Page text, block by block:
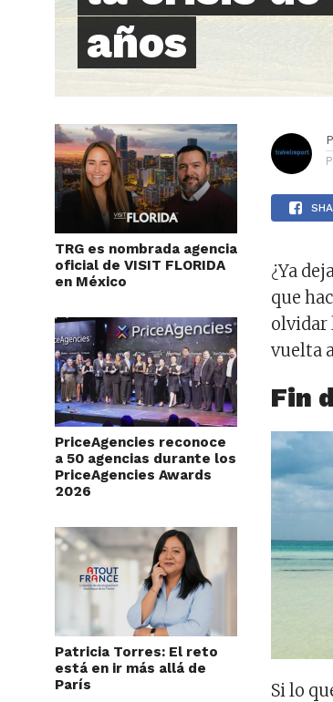
años
TRG es nombrada agencia
oficial de VISIT FLORIDA
en México
PriceAgencies reconoce
a 50 agencias durante los
PriceAgencies Awards
2026
Patricia Torres: El reto
está en ir más allá de
París
¿Ya
que
olvidar
vuelta
Fin
Si lo